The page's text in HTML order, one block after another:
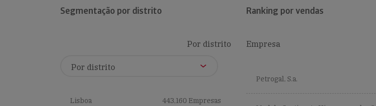
Segmentação por distrito
Por distrito
Lisboa 443,160 Empresas
Ranking por vendas
Empresa
Petrogal, S.a.